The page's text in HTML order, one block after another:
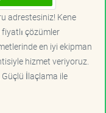
adrestesiniz! Kene
çözümler
en iyi ekipman
hizmet veriyoruz.
Güçlü İlaçlama ile